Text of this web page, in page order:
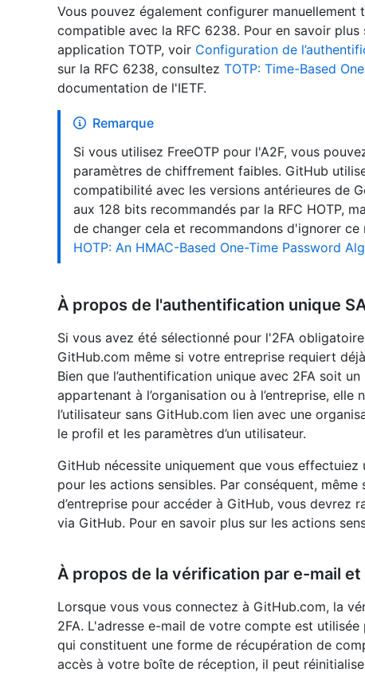
Vous pouvez également configurer
compatible avec la RFC 6238. Pour en savoir
application TOTP, voir Configuration de
sur la RFC 6238, consultez TOTP: Time-Based
documentation de l'IETF.
Remarque
Si vous utilisez FreeOTP pour l'A2F, vous
paramètres de chiffrement faibles. GitHub
compatibilité avec les versions antérieures de
aux 128 bits recommandés par la RFC HOTP,
de changer cela et recommandons d'ignorer
HOTP: An HMAC-Based One-Time Password
À propos de l'authentification unique
Si vous avez été sélectionné pour l'2FA
GitHub.com même si votre entreprise requiert
Bien que l’authentification unique avec 2FA soit
appartenant à l’organisation ou à l’entreprise,
l’utilisateur sans GitHub.com lien avec une
le profil et les paramètres d’un utilisateur.
GitHub nécessite uniquement que vous
pour les actions sensibles. Par conséquent,
d’entreprise pour accéder à GitHub, vous devrez
via GitHub. Pour en savoir plus sur les actions
À propos de la vérification par e-mail
Lorsque vous vous connectez à GitHub.com, la
2FA. L'adresse e-mail de votre compte est
qui constituent une forme de récupération de
accès à votre boîte de réception, il peut